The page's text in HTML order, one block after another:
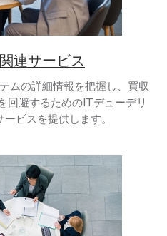
連サービス
ムの詳細情報を把握し、買収
回避するためのITデューデリ
ビスを提供します。